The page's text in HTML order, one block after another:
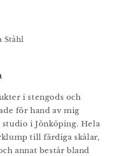
Ståhl
i stengods och
för hand av mig
i Jönköping. Hela
till färdiga skålar,
annat består bland